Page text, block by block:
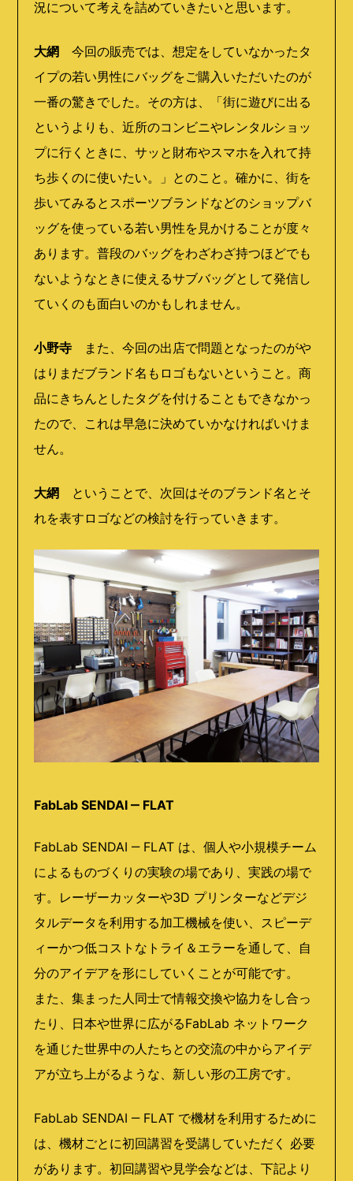
況について考えを詰めていきたいと思います。
大網 今回の販売では、想定をしていなかったタ
イプの若い男性にバッグをご購入いただいたのが
一番の驚きでした。その方は、「街に遊びに出る
というよりも、近所のコンビニやレンタルショッ
プに行くときに、サッと財布やスマホを入れて持
ち歩くのに使いたい。」とのこと。確かに、街を
歩いてみるとスポーツブランドなどのショップバ
ッグを使っている若い男性を見かけることが度々
あります。普段のバッグをわざわざ持つほどでも
ないようなときに使えるサブバッグとして発信し
ていくのも面白いのかもしれません。
小野寺 また、今回の出店で問題となったのがや
はりまだブランド名もロゴもないということ。商
品にきちんとしたタグを付けることもできなかっ
たので、これは早急に決めていかなければいけま
せん。
大網 ということで、次回はそのブランド名とそ
れを表すロゴなどの検討を行っていきます。
FabLab SENDAI ‒ FLAT
FabLab SENDAI ‒ FLAT は、個人や小規模チーム
によるものづくりの実験の場であり、実践の場で
す。レーザーカッターや3D プリンターなどデジ
タルデータを利用する加工機械を使い、スピーデ
ィーかつ低コストなトライ＆エラーを通して、自
分のアイデアを形にしていくことが可能です。
また、集まった人同士で情報交換や協力をし合っ
たり、日本や世界に広がるFabLab ネットワーク
を通じた世界中の人たちとの交流の中からアイデ
アが立ち上がるような、新しい形の工房です。
FabLab SENDAI ‒ FLAT で機材を利用するために
は、機材ごとに初回講習を受講していただく 必要
があります。初回講習や見学会などは、下記より